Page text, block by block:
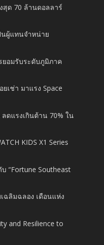
สุด 70 ล้านดอลลาร์
ผู้แทนจำหน่าย
ยอมรับระดับภูมิภาค
เช่า มาแรง Space
ดแรงเกินต้าน 70% ใน
KIDS X1 Series
“Fortune Southeast
ฉลิมฉลอง เดือนแห่ง
and Resilience to